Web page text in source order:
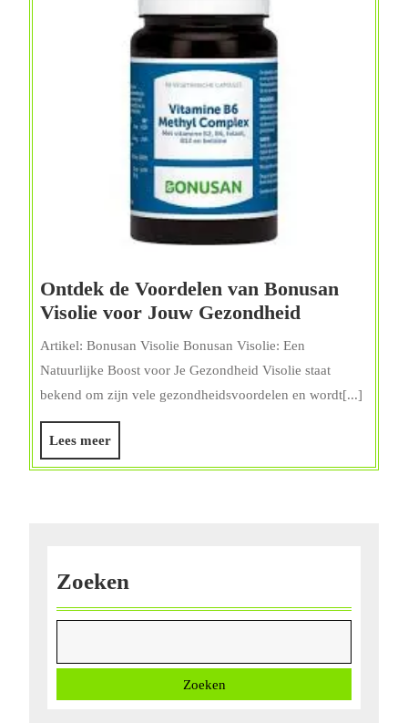
Ontdek de Voordelen van Bonusan
Visolie voor Jouw Gezondheid
Bonusan
Jouw
Artikel: Bonusan Visolie Bonusan Visolie: Een
Natuurlijke Boost voor Je Gezondheid Visolie staat
bekend om zijn vele gezondheidsvoordelen en wordt[...]
Lees meerLees
meer
Zoeken
Zoeken